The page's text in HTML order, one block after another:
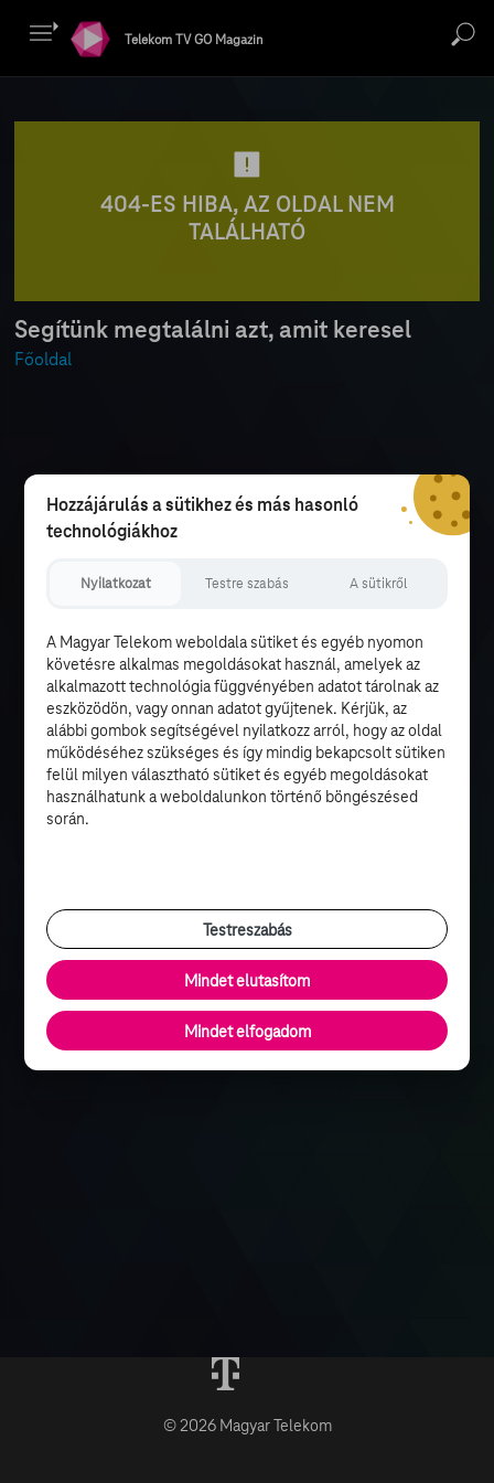
Telekom TV GO Magazin
404-ES HIBA, AZ OLDAL NEM
TALÁLHATÓ
Segítünk megtalálni azt, amit keresel
Főoldal
© 2026 Magyar Telekom
Hozzájárulás a sütikhez és más hasonló
technológiákhoz
Nyilatkozat Testre szabás A sütikről
A Magyar Telekom weboldala sütiket és egyéb nyomon
követésre alkalmas megoldásokat használ, amelyek az
alkalmazott technológia függvényében adatot tárolnak az
eszközödön, vagy onnan adatot gyűjtenek. Kérjük, az
alábbi gombok segítségével nyilatkozz arról, hogy az oldal
működéséhez szükséges és így mindig bekapcsolt sütiken
felül milyen választható sütiket és egyéb megoldásokat
használhatunk a weboldalunkon történő böngészésed
során.
Testreszabás
Mindet elutasítom
Mindet elfogadom